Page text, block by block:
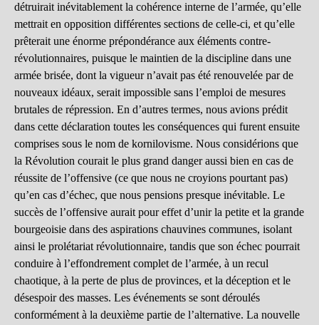
détruirait inévitablement la cohérence interne de l’armée, qu’elle
mettrait en opposition différentes sections de celle-ci, et qu’elle
prêterait une énorme prépondérance aux éléments contre-
révolutionnaires, puisque le maintien de la discipline dans une
armée brisée, dont la vigueur n’avait pas été renouvelée par de
nouveaux idéaux, serait impossible sans l’emploi de mesures
brutales de répression. En d’autres termes, nous avions prédit
dans cette déclaration toutes les conséquences qui furent ensuite
comprises sous le nom de kornilovisme. Nous considérions que
la Révolution courait le plus grand danger aussi bien en cas de
réussite de l’offensive (ce que nous ne croyions pourtant pas)
qu’en cas d’échec, que nous pensions presque inévitable. Le
succès de l’offensive aurait pour effet d’unir la petite et la grande
bourgeoisie dans des aspirations chauvines communes, isolant
ainsi le prolétariat révolutionnaire, tandis que son échec pourrait
conduire à l’effondrement complet de l’armée, à un recul
chaotique, à la perte de plus de provinces, et la déception et le
désespoir des masses. Les événements se sont déroulés
conformément à la deuxième partie de l’alternative. La nouvelle